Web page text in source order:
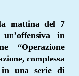
mattina del 7
in
“Operazione
complessa
in una serie di